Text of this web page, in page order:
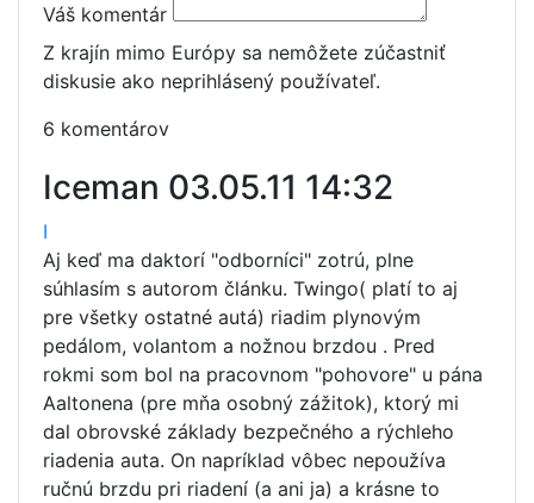
Váš komentár
Z krajín mimo Európy sa nemôžete zúčastniť
diskusie ako neprihlásený používateľ.
6 komentárov
Iceman 03.05.11 14:32
I
Aj keď ma daktorí "odborníci" zotrú, plne
súhlasím s autorom článku. Twingo( platí to aj
pre všetky ostatné autá) riadim plynovým
pedálom, volantom a nožnou brzdou . Pred
rokmi som bol na pracovnom "pohovore" u pána
Aaltonena (pre mňa osobný zážitok), ktorý mi
dal obrovské základy bezpečného a rýchleho
riadenia auta. On napríklad vôbec nepoužíva
ručnú brzdu pri riadení (a ani ja) a krásne to